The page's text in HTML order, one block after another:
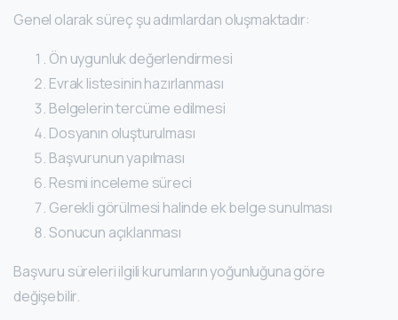
Genel olarak süreç şu adımlardan oluşmaktadır:
Ön uygunluk değerlendirmesi
Evrak listesinin hazırlanması
Belgelerin tercüme edilmesi
Dosyanın oluşturulması
Başvurunun yapılması
Resmi inceleme süreci
Gerekli görülmesi halinde ek belge sunulması
Sonucun açıklanması
Başvuru süreleri ilgili kurumların yoğunluğuna göre
değişebilir.